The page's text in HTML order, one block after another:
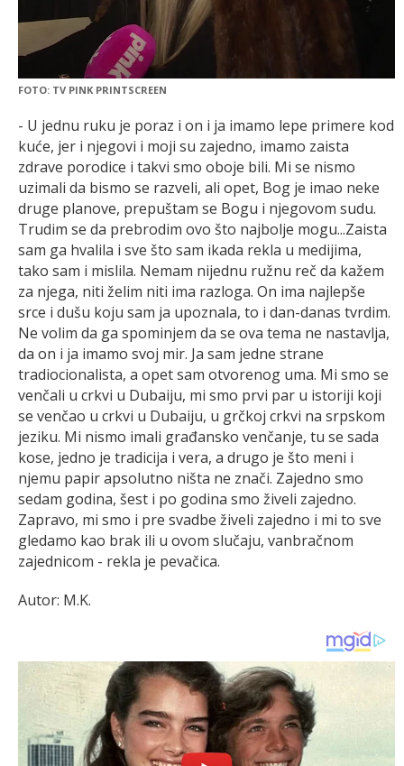
FOTO: TV PINK PRINTSCREEN
- U jednu ruku je poraz i on i ja imamo lepe primere kod
kuće, jer i njegovi i moji su zajedno, imamo zaista
zdrave porodice i takvi smo oboje bili. Mi se nismo
uzimali da bismo se razveli, ali opet, Bog je imao neke
druge planove, prepuštam se Bogu i njegovom sudu.
Trudim se da prebrodim ovo što najbolje mogu...Zaista
sam ga hvalila i sve što sam ikada rekla u medijima,
tako sam i mislila. Nemam nijednu ružnu reč da kažem
za njega, niti želim niti ima razloga. On ima najlepše
srce i dušu koju sam ja upoznala, to i dan-danas tvrdim.
Ne volim da ga spominjem da se ova tema ne nastavlja,
da on i ja imamo svoj mir. Ja sam jedne strane
tradiocionalista, a opet sam otvorenog uma. Mi smo se
venčali u crkvi u Dubaiju, mi smo prvi par u istoriji koji
se venčao u crkvi u Dubaiju, u grčkoj crkvi na srpskom
jeziku. Mi nismo imali građansko venčanje, tu se sada
kose, jedno je tradicija i vera, a drugo je što meni i
njemu papir apsolutno ništa ne znači. Zajedno smo
sedam godina, šest i po godina smo živeli zajedno.
Zapravo, mi smo i pre svadbe živeli zajedno i mi to sve
gledamo kao brak ili u ovom slučaju, vanbračnom
zajednicom - rekla je pevačica.
Autor: M.K.